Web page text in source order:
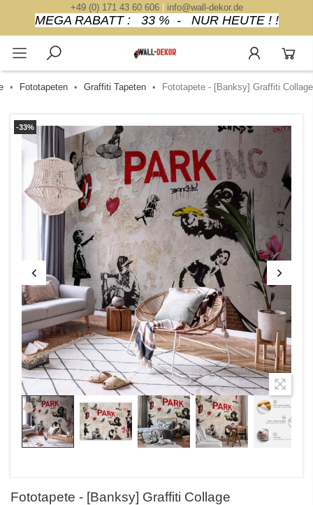
+49 (0) 171 43 60 606| info@wall-dekor.de
MEGA RABATT : 33 % - NUR HEUTE ! !
Fototapeten Graffiti Tapeten Fototapete - [Banksy] Graffiti Collage
-33%
Fototapete - [Banksy] Graffiti Collage